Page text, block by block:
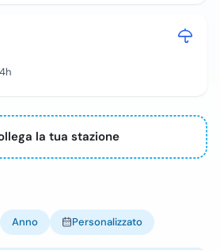
la tua stazione
Anno Personalizzato